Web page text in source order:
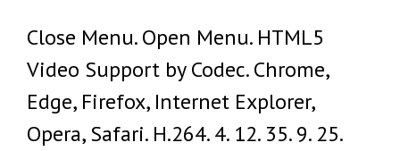
Close Menu. Open Menu. HTML5
Video Support by Codec. Chrome,
Edge, Firefox, Internet Explorer,
Opera, Safari. H.264. 4. 12. 35. 9. 25.